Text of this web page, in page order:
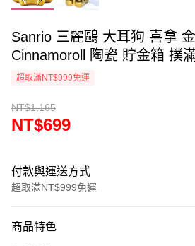
Sanrio 三麗鷗 大耳狗 喜拿
Cinnamoroll 陶瓷 貯金箱 撲
超取滿NT$999免運
NT$1,165
NT$699
付款與運送方式
超取滿NT$999免運
信用卡一次付款
商品特色